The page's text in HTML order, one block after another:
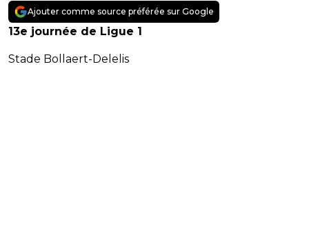
Ajouter comme source préférée sur Google
13e journée de Ligue 1
Stade Bollaert-Delelis